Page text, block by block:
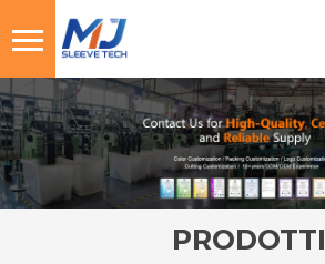
PRODOTTI